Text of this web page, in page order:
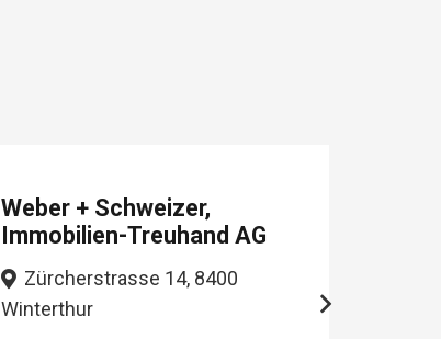
Weber + Schweizer,
Immobilien-Treuhand AG
Zürcherstrasse 14, 8400
Winterthur